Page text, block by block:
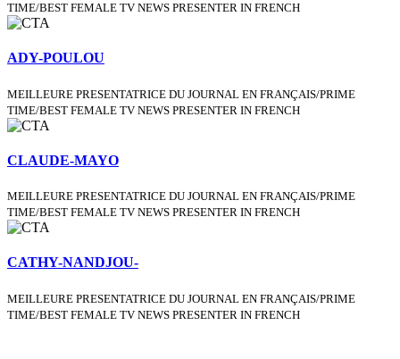
TIME/BEST FEMALE TV NEWS PRESENTER IN FRENCH
ADY-POULOU
MEILLEURE PRESENTATRICE DU JOURNAL EN FRANÇAIS/PRIME
TIME/BEST FEMALE TV NEWS PRESENTER IN FRENCH
CLAUDE-MAYO
MEILLEURE PRESENTATRICE DU JOURNAL EN FRANÇAIS/PRIME
TIME/BEST FEMALE TV NEWS PRESENTER IN FRENCH
CATHY-NANDJOU-
MEILLEURE PRESENTATRICE DU JOURNAL EN FRANÇAIS/PRIME
TIME/BEST FEMALE TV NEWS PRESENTER IN FRENCH